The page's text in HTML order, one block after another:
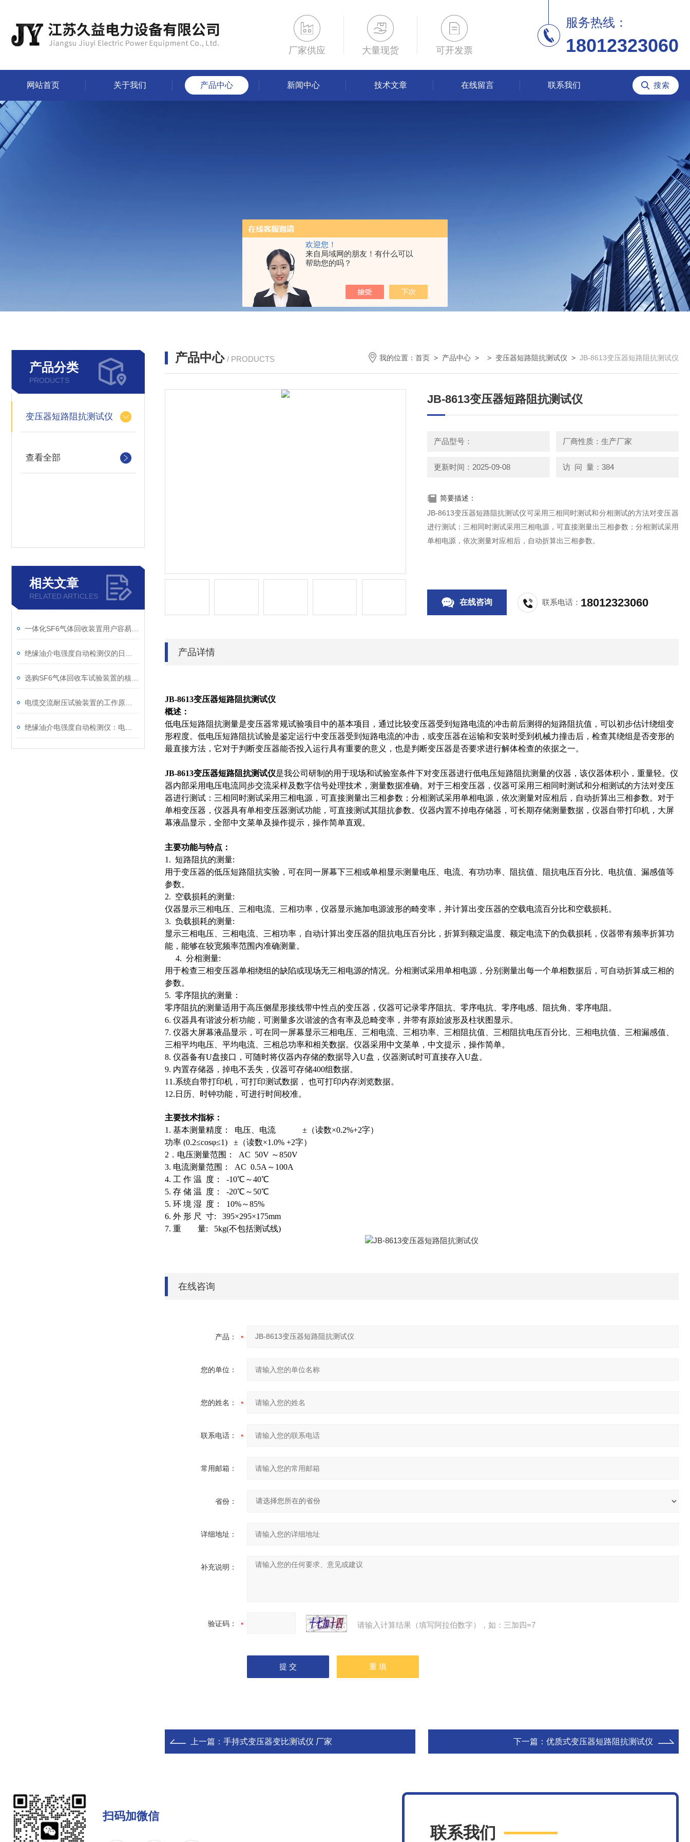
欢迎您！
来自局域网的朋友！有什么可以
帮助您的吗？
厂家供应 大量现货 可开发票
服务热线：
18012323060
网站首页 关于我们 产品中心 新闻中心 技术文章 在线留言 联系我们
产品分类
PRODUCTS
变压器短路阻抗测试仪
查看全部
相关文章
RELATED ARTICLES
产品中心 / PRODUCTS 我的位置： 首页 > 产品中心 > > 变压器短路阻抗测试仪 > JB-8613变压器短路阻抗测试仪
JB-8613变压器短路阻抗测试仪
产品型号： 厂商性质：生产厂家
更新时间：2025-09-08 访 问 量：384
简要描述：
JB-8613变压器短路阻抗测试仪可采用三相同时测试和分相测试的方法对变压器
进行测试：三相同时测试采用三相电源，可直接测量出三相参数；分相测试采用
单相电源，依次测量对应相后，自动折算出三相参数。
在线咨询 联系电话： 18012323060
产品详情
JB-8613变压器短路阻抗测试仪
概述：
低电压短路阻抗测量是变压器常规试验项目中的基本项目，通过比较变压器受到短路电流的冲击前后测得的短路阻抗值，可以初步估计绕组变
形程度。低电压短路阻抗试验是鉴定运行中变压器受到短路电流的冲击，或变压器在运输和安装时受到机械力撞击后，检查其绕组是否变形的
最直接方法，它对于判断变压器能否投入运行具有重要的意义，也是判断变压器是否要求进行解体检查的依据之一。
JB-8613变压器短路阻抗测试仪是我公司研制的用于现场和试验室条件下对变压器进行低电压短路阻抗测量的仪器，该仪器体积小，重量轻。仪
器内部采用电压电流同步交流采样及数字信号处理技术，测量数据准确。对于三相变压器，仪器可采用三相同时测试和分相测试的方法对变压
器进行测试：三相同时测试采用三相电源，可直接测量出三相参数；分相测试采用单相电源，依次测量对应相后，自动折算出三相参数。对于
单相变压器，仪器具有单相变压器测试功能，可直接测试其阻抗参数。仪器内置不掉电存储器，可长期存储测量数据，仪器自带打印机，大屏
幕液晶显示，全部中文菜单及操作提示，操作简单直观。
主要功能与特点：
1. 短路阻抗的测量:
用于变压器的低压短路阻抗实验，可在同一屏幕下三相或单相显示测量电压、电流、有功功率、阻抗值、阻抗电压百分比、电抗值、漏感值等
参数。
2. 空载损耗的测量:
仪器显示三相电压、三相电流、三相功率，仪器显示施加电源波形的畸变率，并计算出变压器的空载电流百分比和空载损耗。
3. 负载损耗的测量:
显示三相电压、三相电流、三相功率，自动计算出变压器的阻抗电压百分比，折算到额定温度、额定电流下的负载损耗，仪器带有频率折算功
能，能够在较宽频率范围内准确测量。
4. 分相测量:
用于检查三相变压器单相绕组的缺陷或现场无三相电源的情况。分相测试采用单相电源，分别测量出每一个单相数据后，可自动折算成三相的
参数。
5. 零序阻抗的测量：
零序阻抗的测量适用于高压侧星形接线带中性点的变压器 ， 仪器可记录零序阻抗、零序电抗、零序电感、阻抗角、零序电阻。
6. 仪器具有谐波分析功能，可测量多次谐波的含有率及总畸变率，并带有原始波形及柱状图显示。
7. 仪器大屏幕液晶显示，可在同一屏幕显示三相电压、三相电流、三相功率、三相阻抗值、三相阻抗电压百分比、三相电抗值、三相漏感值、
三相平均电压、平均电流、三相总功率和相关数据。仪器采用中文菜单，中文提示，操作简单。
8. 仪器备有U盘接口，可随时将仪器内存储的数据导入U盘，仪器测试时可直接存入U盘。
9. 内置存储器，掉电不丢失，仪器可存储400组数据。
11.系统自带打印机，可打印测试数据， 也可打印内存浏览数据。
12. 日历、时钟功能，可进行时间校准。
主要技术指标：
1. 基本测量精度： 电压、电流 ±（读数×0.2%+2字）
功率 (0.2≤cosφ≤1) ±（读数×1.0% +2字）
2．电压测量范围： AC 50V ～850V
3. 电流测量范围： AC 0.5A～100A
4. 工 作 温 度： -10℃～40℃
5. 存 储 温 度： -20℃～50℃
5. 环 境 湿 度： 10%～85%
6. 外 形 尺 寸: 395×295×175mm
7. 重 量: 5kg(不包括测试线)
在线咨询
产品：
您的单位：
您的姓名：
联系电话：
常用邮箱：
省份：
详细地址：
补充说明：
验证码： 请输入计算结果（填写阿拉伯数字），如：三加四=7
上一篇： 手持式变压器变比测试仪 厂家 下一篇： 优质式变压器短路阻抗测试仪
扫码加微信
联系我们